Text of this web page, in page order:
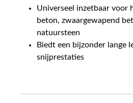
Universeel inzetbaar voor
beton, zwaargewapend
natuursteen
Biedt een bijzonder lange
snijprestaties